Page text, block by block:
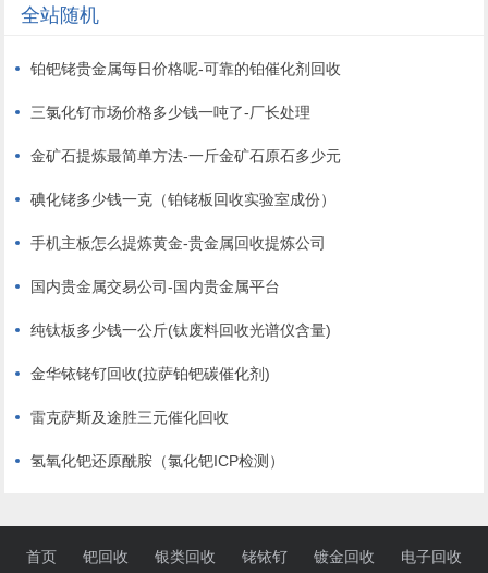
全站随机
铂钯铑贵金属每日价格呢-可靠的铂催化剂回收
三氯化钌市场价格多少钱一吨了-厂长处理
金矿石提炼最简单方法-一斤金矿石原石多少元
碘化铑多少钱一克（铂铑板回收实验室成份）
手机主板怎么提炼黄金-贵金属回收提炼公司
国内贵金属交易公司-国内贵金属平台
纯钛板多少钱一公斤(钛废料回收光谱仪含量)
金华铱铑钌回收(拉萨铂钯碳催化剂)
雷克萨斯及途胜三元催化回收
氢氧化钯还原酰胺（氯化钯ICP检测）
首页 钯回收 银类回收 铑铱钌 镀金回收 电子回收